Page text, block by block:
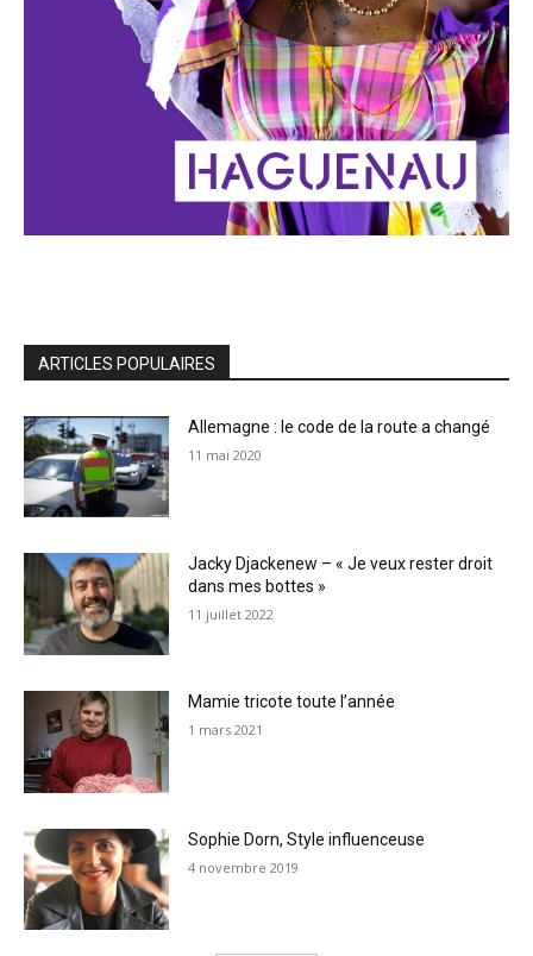
ARTICLES POPULAIRES
Allemagne : le code de la route a changé
11 mai 2020
Jacky Djackenew – « Je veux rester droit
dans mes bottes »
11 juillet 2022
Mamie tricote toute l’année
1 mars 2021
Sophie Dorn, Style influenceuse
4 novembre 2019